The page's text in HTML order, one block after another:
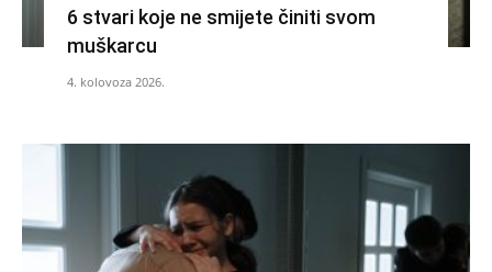
6 stvari koje ne smijete činiti svom
muškarcu
4. kolovoza 2026.